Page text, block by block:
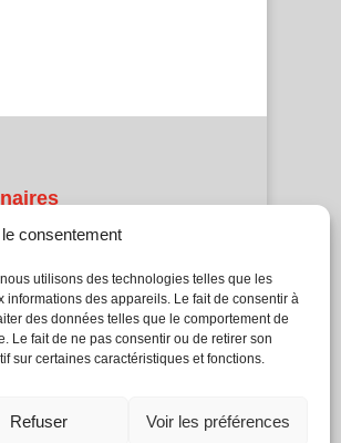
consentement
utilisons des technologies telles que les
informations des appareils. Le fait de consentir à
des données telles que le comportement de
Le fait de ne pas consentir ou de retirer son
sur certaines caractéristiques et fonctions.
Refuser Voir les préférences